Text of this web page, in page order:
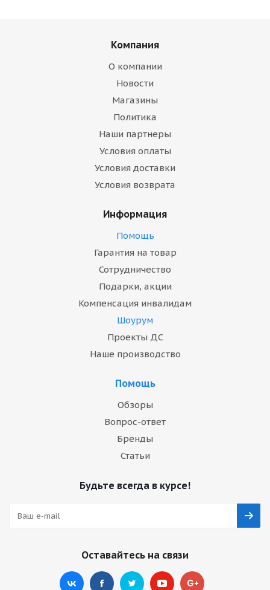
Компания
О компании
Новости
Магазины
Политика
Наши партнеры
Условия оплаты
Условия доставки
Условия возврата
Информация
Помощь
Гарантия на товар
Сотрудничество
Подарки, акции
Компенсация инвалидам
Шоурум
Проекты ДС
Наше производство
Помощь
Обзоры
Вопрос-ответ
Бренды
Статьи
Будьте всегда в курсе!
Оставайтесь на связи